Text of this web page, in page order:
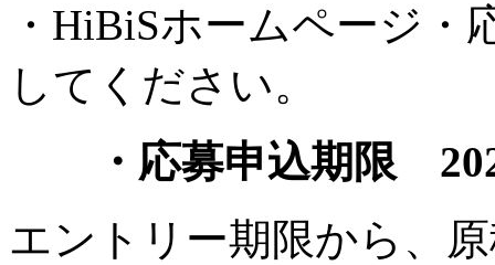
・HiBiSホームページ
してください。
・応募申込期限
エントリー期限から、